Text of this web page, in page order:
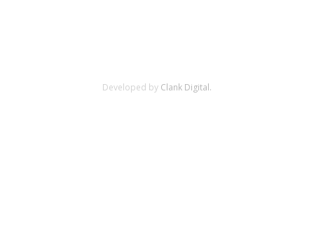
Developed by Clank Digital.